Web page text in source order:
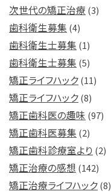
次世代の矯正治療 (3)
歯科衛生募集 (4)
歯科衛生士募集 (1)
歯科衛生士募集 (5)
矯正ライフハック(11)
矯正ライフハック(8)
矯正歯科医の趣味 (97)
矯正歯科医募集 (2)
矯正歯科診療室より (2)
矯正治療の感想 (142)
矯正治療ライフハック(8)